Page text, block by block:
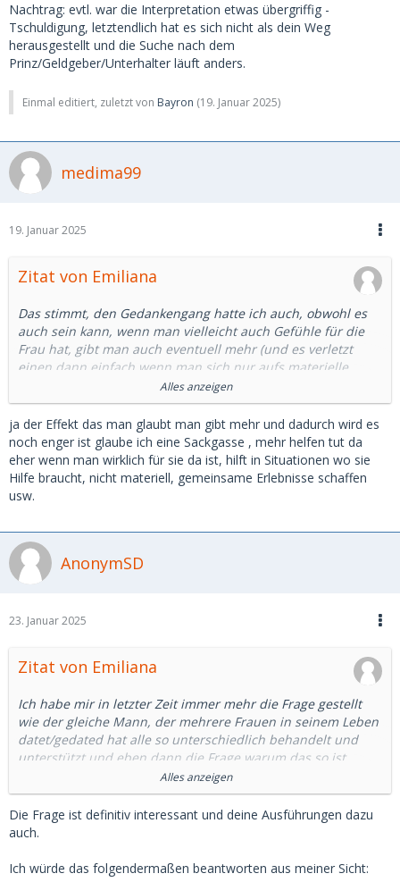
Nachtrag: evtl. war die Interpretation etwas übergriffig -
Tschuldigung, letztendlich hat es sich nicht als dein Weg
herausgestellt und die Suche nach dem
Prinz/Geldgeber/Unterhalter läuft anders.
Einmal editiert, zuletzt von Bayron (19. Januar 2025)
medima99
19. Januar 2025
Zitat von Emiliana
Das stimmt, den Gedankengang hatte ich auch, obwohl es
auch sein kann, wenn man vielleicht auch Gefühle für die
Frau hat, gibt man auch eventuell mehr (und es verletzt
einen dann einfach wenn man sich nur aufs materielle
reduziert fühlt) weil man die Frau auch überzeugen möchte
für sie da zu sein usw. und hat vielleicht die Hoffnung,dass
wenn man mehr gibt mehr bekommt. Aber die Dynamik der
Beziehung rundherum wird vielleicht vorwurfsvoller,
verletzender und dadurch schwieriger.
Klar kann man auch das gleiche von Frauen sagen, das
Frage anzunähern welche Dinge vielleicht hinter solchen
Verhalten stehen können.
Es ist wahrscheinlich unergründbar, aber trotzdem sehr
interessant und macht einen Neugierig darüber
gebracht, das ich mittlerweile aber nicht mehr aktiv mache
und meine Schlüsse auch für mich ziehe was diese Art von
Alles anzeigen
ja der Effekt das man glaubt man gibt mehr und dadurch wird es
noch enger ist glaube ich eine Sackgasse , mehr helfen tut da
eher wenn man wirklich für sie da ist, hilft in Situationen wo sie
Hilfe braucht, nicht materiell, gemeinsame Erlebnisse schaffen
usw.
AnonymSD
23. Januar 2025
Zitat von Emiliana
Ich habe mir in letzter Zeit immer mehr die Frage gestellt
wie der gleiche Mann, der mehrere Frauen in seinem Leben
datet/gedated hat alle so unterschiedlich behandelt und
unterstützt und eben dann die Frage warum das so ist.
--> Eine heiraten zu wollen? (Frau 1)
--> Einer anderen Frau bspw. ein großes Darlehen zu
machen, ihr so viele Dinge zu ermöglichen und schenken?
--> Eine parasoziale Beziehung zu Frauen zu haben, mit
Alles anzeigen
Die Frage ist definitiv interessant und deine Ausführungen dazu
auch.
Ich würde das folgendermaßen beantworten aus meiner Sicht: